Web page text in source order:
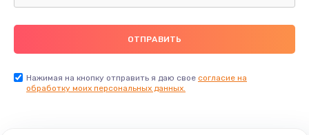
Нажимая на кнопку отправить я даю свое согласие на
обработку моих персональных данных.